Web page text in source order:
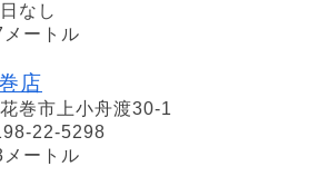
なし
ートル
店
巻市上小舟渡30-1
22-5298
ートル